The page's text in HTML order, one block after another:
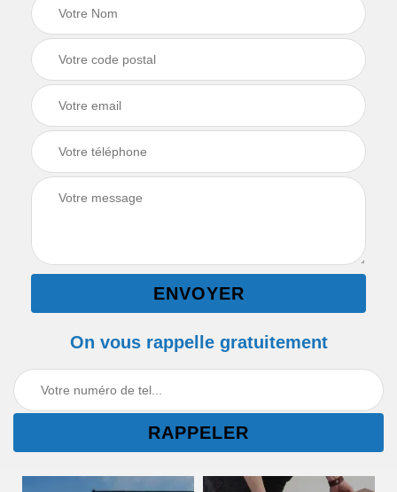
On vous rappelle gratuitement